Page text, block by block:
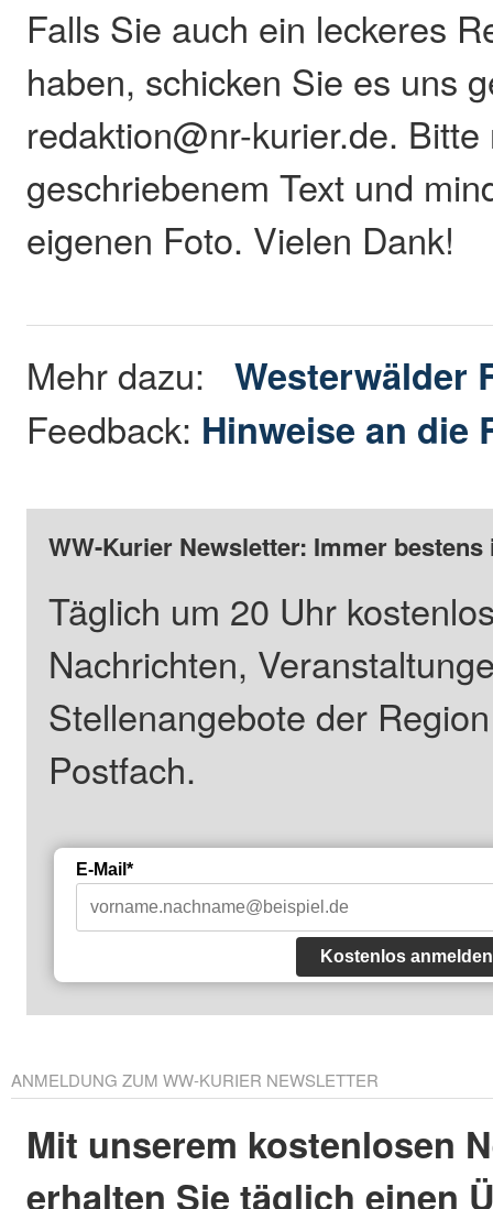
Falls Sie auch ein leckeres
haben, schicken Sie es uns
redaktion@nr-kurier.de.
geschriebenem Text und
eigenen Foto. Vielen Dank!
Mehr dazu:Westerwälder
Feedback: Hinweise an die
WW-Kurier Newsletter: Immer
Täglich um 20 Uhr
Nachrichten,
Stellenangebote der
Postfach.
E-Mail*
Kostenlos anmelden
ANMELDUNG ZUM WW-KURIER NEWSLETTER
Mit unserem kostenlosen
erhalten Sie täglich einen